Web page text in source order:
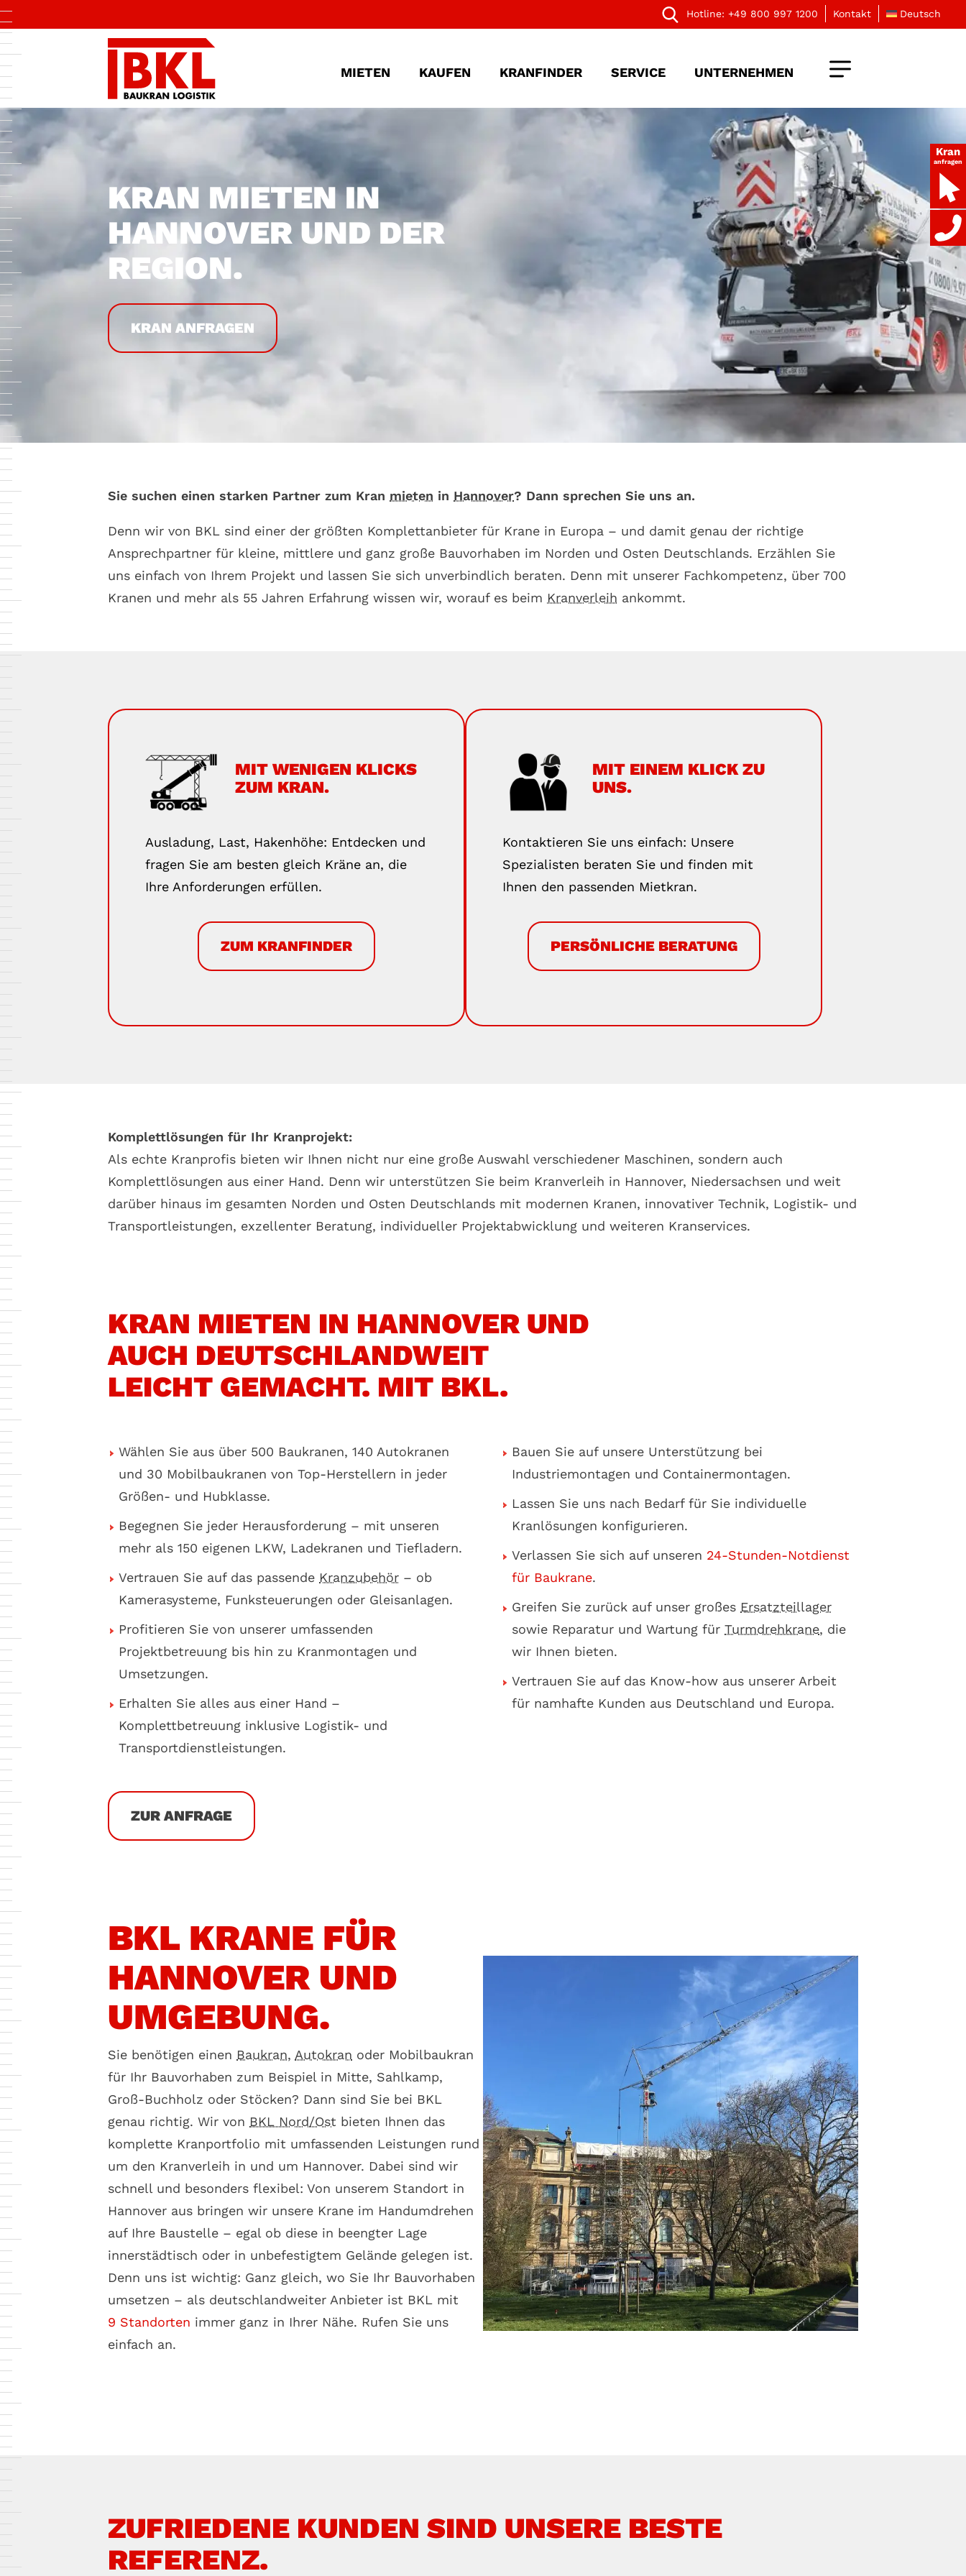
Hotline: +49 800 997 1200 Kontakt Deutsch
MIETEN KAUFEN KRANFINDER SERVICE UNTERNEHMEN
KRAN MIETEN IN
HANNOVER UND DER
REGION.
KRAN ANFRAGEN
Sie suchen einen starken Partner zum Kran mieten in Hannover? Dann sprechen Sie uns an.
Denn wir von BKL sind einer der größten Komplettanbieter für Krane in Europa – und damit genau der richtige
Ansprechpartner für kleine, mittlere und ganz große Bauvorhaben im Norden und Osten Deutschlands. Erzählen Sie
uns einfach von Ihrem Projekt und lassen Sie sich unverbindlich beraten. Denn mit unserer Fachkompetenz, über 700
Kranen und mehr als 55 Jahren Erfahrung wissen wir, worauf es beim Kranverleih ankommt.
MIT WENIGEN KLICKS
ZUM KRAN.
Ausladung, Last, Hakenhöhe: Entdecken und
fragen Sie am besten gleich Kräne an, die
Ihre Anforderungen erfüllen.
ZUM KRANFINDER
MIT EINEM KLICK ZU
UNS.
Kontaktieren Sie uns einfach: Unsere
Spezialisten beraten Sie und finden mit
Ihnen den passenden Mietkran.
PERSÖNLICHE BERATUNG
Komplettlösungen für Ihr Kranprojekt:
Als echte Kranprofis bieten wir Ihnen nicht nur eine große Auswahl verschiedener Maschinen, sondern auch
Komplettlösungen aus einer Hand. Denn wir unterstützen Sie beim Kranverleih in Hannover, Niedersachsen und weit
darüber hinaus im gesamten Norden und Osten Deutschlands mit modernen Kranen, innovativer Technik, Logistik- und
Transportleistungen, exzellenter Beratung, individueller Projektabwicklung und weiteren Kranservices.
KRAN MIETEN IN HANNOVER UND
AUCH DEUTSCHLANDWEIT
LEICHT GEMACHT. MIT BKL.
Wählen Sie aus über 500 Baukranen, 140 Autokranen
und 30 Mobilbaukranen von Top-Herstellern in jeder
Größen- und Hubklasse.
Begegnen Sie jeder Herausforderung – mit unseren
mehr als 150 eigenen LKW, Ladekranen und Tiefladern.
Vertrauen Sie auf das passende Kranzubehör – ob
Kamerasysteme, Funksteuerungen oder Gleisanlagen.
Profitieren Sie von unserer umfassenden
Projektbetreuung bis hin zu Kranmontagen und
Umsetzungen.
Erhalten Sie alles aus einer Hand –
Komplettbetreuung inklusive Logistik- und
Transportdienstleistungen.
Bauen Sie auf unsere Unterstützung bei
Industriemontagen und Containermontagen.
Lassen Sie uns nach Bedarf für Sie individuelle
Kranlösungen konfigurieren.
Verlassen Sie sich auf unseren 24-Stunden-Notdienst
für Baukrane.
Greifen Sie zurück auf unser großes Ersatzteillager
sowie Reparatur und Wartung für Turmdrehkrane, die
wir Ihnen bieten.
Vertrauen Sie auf das Know-how aus unserer Arbeit
für namhafte Kunden aus Deutschland und Europa.
ZUR ANFRAGE
BKL KRANE FÜR
HANNOVER UND
UMGEBUNG.
Sie benötigen einen Baukran, Autokran oder Mobilbaukran
für Ihr Bauvorhaben zum Beispiel in Mitte, Sahlkamp,
Groß-Buchholz oder Stöcken? Dann sind Sie bei BKL
genau richtig. Wir von BKL Nord/Ost bieten Ihnen das
komplette Kranportfolio mit umfassenden Leistungen rund
um den Kranverleih in und um Hannover. Dabei sind wir
schnell und besonders flexibel: Von unserem Standort in
Hannover aus bringen wir unsere Krane im Handumdrehen
auf Ihre Baustelle – egal ob diese in beengter Lage
innerstädtisch oder in unbefestigtem Gelände gelegen ist.
Denn uns ist wichtig: Ganz gleich, wo Sie Ihr Bauvorhaben
umsetzen – als deutschlandweiter Anbieter ist BKL mit
9 Standorten immer ganz in Ihrer Nähe. Rufen Sie uns
einfach an.
ZUFRIEDENE KUNDEN SIND UNSERE BESTE
REFERENZ.
Kran
anfragen